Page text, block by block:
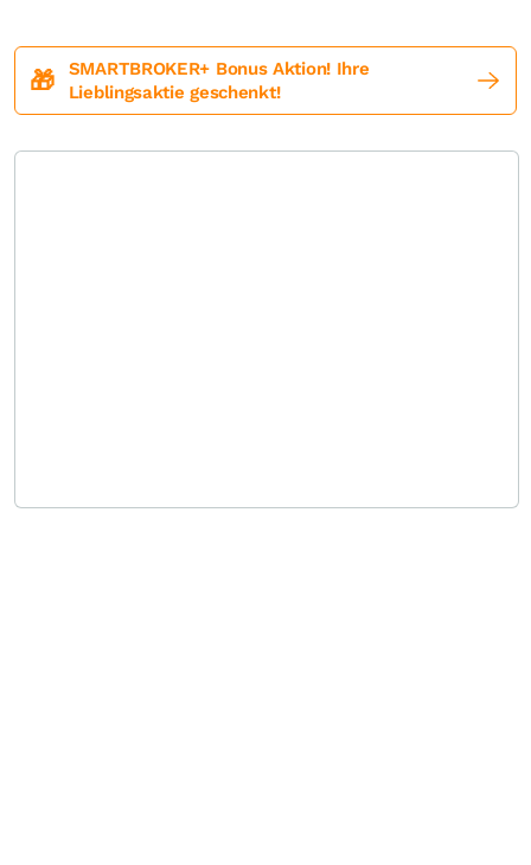
🎁
SMARTBROKER+ Bonus Aktion! Ihre
Lieblingsaktie geschenkt!